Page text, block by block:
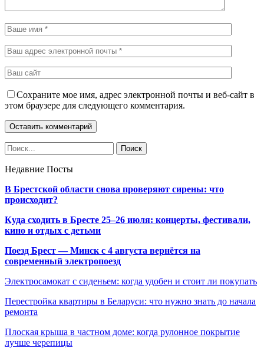
Сохраните мое имя, адрес электронной почты и веб-сайт в
этом браузере для следующего комментария.
Недавние Посты
В Брестской области снова проверяют сирены: что
происходит?
Куда сходить в Бресте 25–26 июля: концерты, фестивали,
кино и отдых с детьми
Поезд Брест — Минск с 4 августа вернётся на
современный электропоезд
Электросамокат с сиденьем: когда удобен и стоит ли покупать
Перестройка квартиры в Беларуси: что нужно знать до начала
ремонта
Плоская крыша в частном доме: когда рулонное покрытие
лучше черепицы